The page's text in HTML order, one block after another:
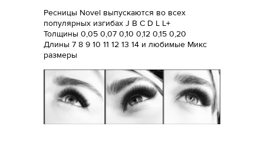
Ресницы Novel выпускаются во всех
популярных изгибах J B C D L L+
Толщины 0,05 0,07 0,10 0,12 0,15 0,20
Длины 7 8 9 10 11 12 13 14 и любимые Микс
размеры